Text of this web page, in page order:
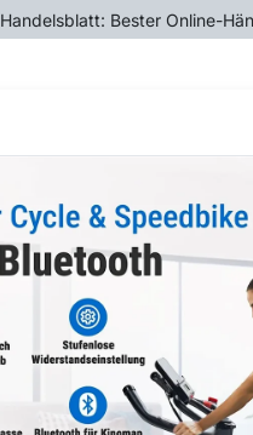
​Handelsblatt: Bester Online-